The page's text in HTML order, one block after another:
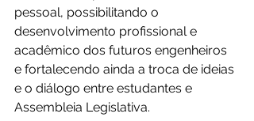
pessoal, possibilitando o
desenvolvimento profissional e
acadêmico dos futuros engenheiros
e fortalecendo ainda a troca de ideias
e o diálogo entre estudantes e
Assembleia Legislativa.